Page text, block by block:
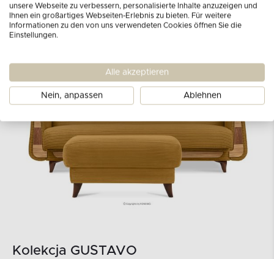
Kolekcja GUSTAVO
unsere Webseite zu verbessern, personalisierte Inhalte anzuzeigen und
Ihnen ein großartiges Webseiten-Erlebnis zu bieten. Für weitere
Informationen zu den von uns verwendeten Cookies öffnen Sie die
Einstellungen.
Alle akzeptieren
Nein, anpassen Ablehnen